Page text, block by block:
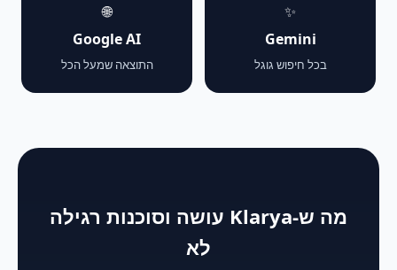
✨
Gemini
בכל חיפוש גוגל
🌐
Google AI
התוצאה שמעל הכל
מה ש-Klarya עושה וסוכנות רגילה
לא